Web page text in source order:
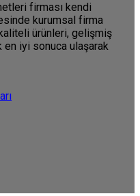
firması kendi
kurumsal firma
ürünleri, gelişmiş
iyi sonuca ulaşarak